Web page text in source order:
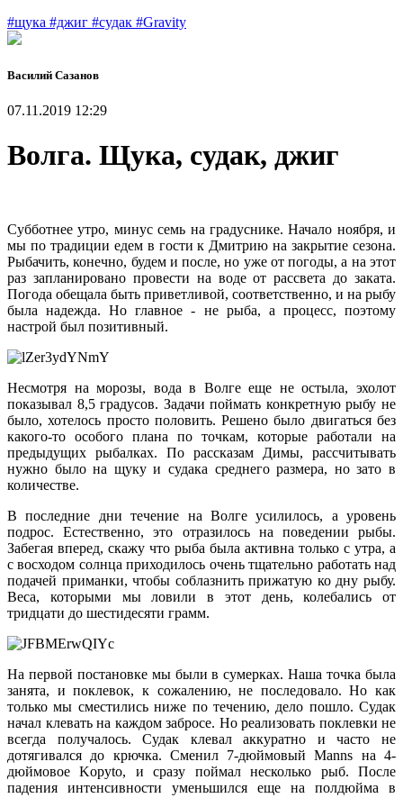
#щука #джиг #судак #Gravity
Василий Сазанов
07.11.2019 12:29
Волга. Щука, судак, джиг
Субботнее утро, минус семь на градуснике. Начало ноября, и
мы по традиции едем в гости к Дмитрию на закрытие сезона.
Рыбачить, конечно, будем и после, но уже от погоды, а на этот
раз запланировано провести на воде от рассвета до заката.
Погода обещала быть приветливой, соответственно, и на рыбу
была надежда. Но главное - не рыба, а процесс, поэтому
настрой был позитивный.
Несмотря на морозы, вода в Волге еще не остыла, эхолот
показывал 8,5 градусов. Задачи поймать конкретную рыбу не
было, хотелось просто половить. Решено было двигаться без
какого-то особого плана по точкам, которые работали на
предыдущих рыбалках. По рассказам Димы, рассчитывать
нужно было на щуку и судака среднего размера, но зато в
количестве.
В последние дни течение на Волге усилилось, а уровень
подрос. Естественно, это отразилось на поведении рыбы.
Забегая вперед, скажу что рыба была активна только с утра, а
с восходом солнца приходилось очень тщательно работать над
подачей приманки, чтобы соблазнить прижатую ко дну рыбу.
Веса, которыми мы ловили в этот день, колебались от
тридцати до шестидесяти грамм.
На первой постановке мы были в сумерках. Наша точка была
занята, и поклевок, к сожалению, не последовало. Но как
только мы сместились ниже по течению, дело пошло. Судак
начал клевать на каждом забросе. Но реализовать поклевки не
всегда получалось. Судак клевал аккуратно и часто не
дотягивался до крючка. Сменил 7-дюймовый Manns на 4-
дюймовое Kopyto, и сразу поймал несколько рыб. После
падения интенсивности уменьшился еще на полдюйма в